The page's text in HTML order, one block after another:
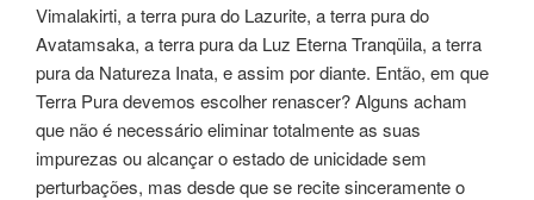
Vimalakirti, a terra pura do Lazurite, a terra pura do
Avatamsaka, a terra pura da Luz Eterna Tranqüila, a terra
pura da Natureza Inata, e assim por diante. Então, em que
Terra Pura devemos escolher renascer? Alguns acham
que não é necessário eliminar totalmente as suas
impurezas ou alcançar o estado de unicidade sem
perturbações, mas desde que se recite sinceramente o